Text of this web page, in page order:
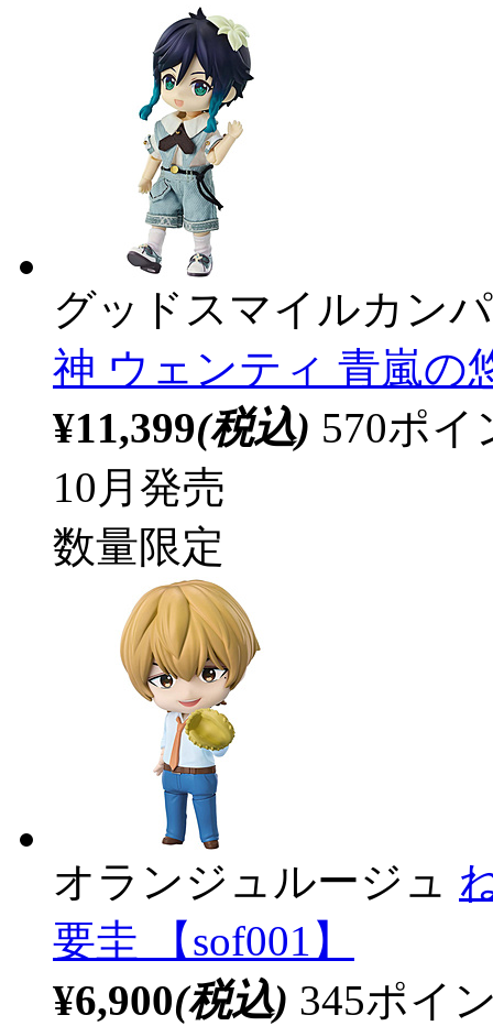
グッドスマイルカン
神 ウェンティ 青嵐の
¥11,399(税込) 570ポ
10月発売
数量限定
オランジュルージュ
要圭 【sof001】
¥6,900(税込) 345ポイ